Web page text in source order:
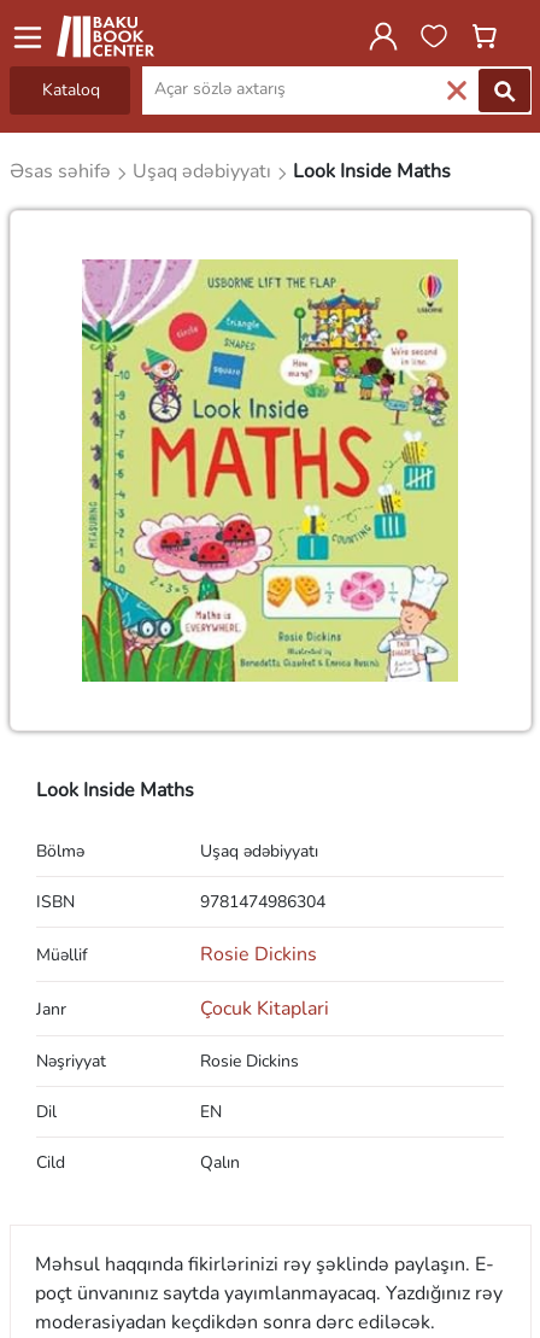
Kataloq
Əsas səhifə Uşaq ədəbiyyatı Look Inside Maths
Look Inside Maths
Bölmə Uşaq ədəbiyyatı
ISBN 9781474986304
Müəllif Rosie Dickins
Janr Çocuk Kitaplari
Nəşriyyat Rosie Dickins
Dil EN
Cild Qalın
Məhsul haqqında fikirlərinizi rəy şəklində paylaşın. E-
poçt ünvanınız saytda yayımlanmayacaq. Yazdığınız rəy
moderasiyadan keçdikdən sonra dərc ediləcək.